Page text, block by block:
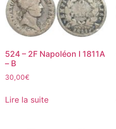
524 – 2F Napoléon I 1811A
– B
30,00€
Lire la suite